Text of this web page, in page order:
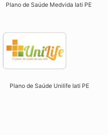
Plano de Saúde Medvida Iati PE
Plano de Saúde Unilife Iati PE​